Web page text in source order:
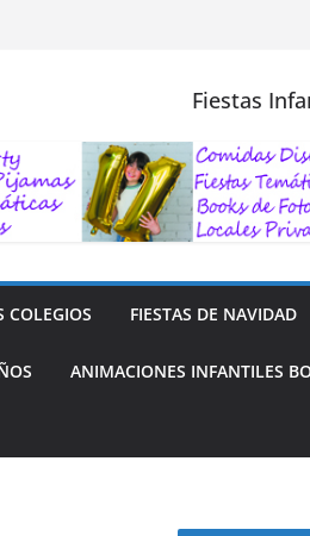
Fiestas
COLEGIOS FIESTAS DE NAVIDAD
ANIMACIONES INFANTILES